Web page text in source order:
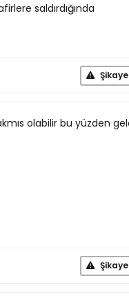
saldırdığında
olabilir bu yüzden